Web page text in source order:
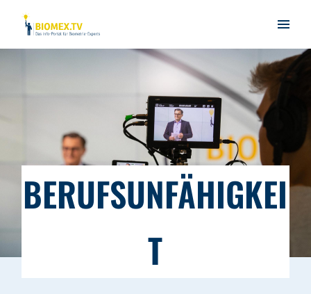
BERUFSUNFÄHIGKEI
T